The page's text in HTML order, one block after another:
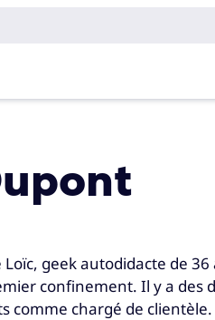
Loïc, geek autodidacte de
confinement. Il y a des
comme chargé de